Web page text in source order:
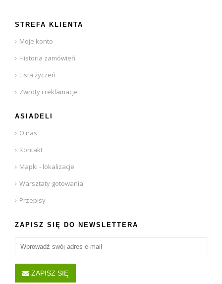
STREFA KLIENTA
Moje konto
Historia zamówień
Lista życzeń
Zwroty i reklamacje
ASIADELI
O nas
Kontakt
Mapki - lokalizacje
Warsztaty gotowania
Przepisy
ZAPISZ SIĘ DO NEWSLETTERA
ZAPISZ SIĘ